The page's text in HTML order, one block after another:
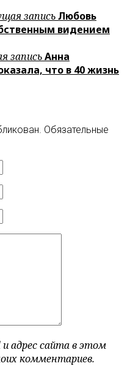
записьЛюбовь
видением
записьАнна
что в 40 жизнь
Обязательные
адрес сайта в этом
комментариев.